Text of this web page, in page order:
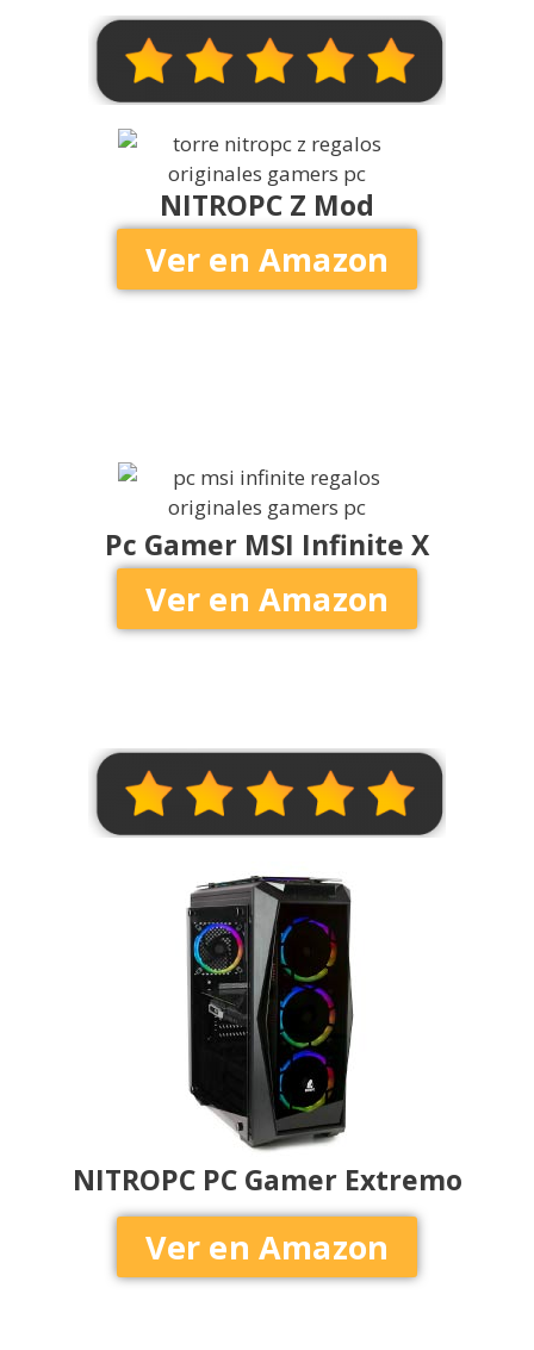
NITROPC Z Mod
Ver en Amazon
Pc Gamer MSI Infinite X
Ver en Amazon
NITROPC PC Gamer Extremo
Ver en Amazon